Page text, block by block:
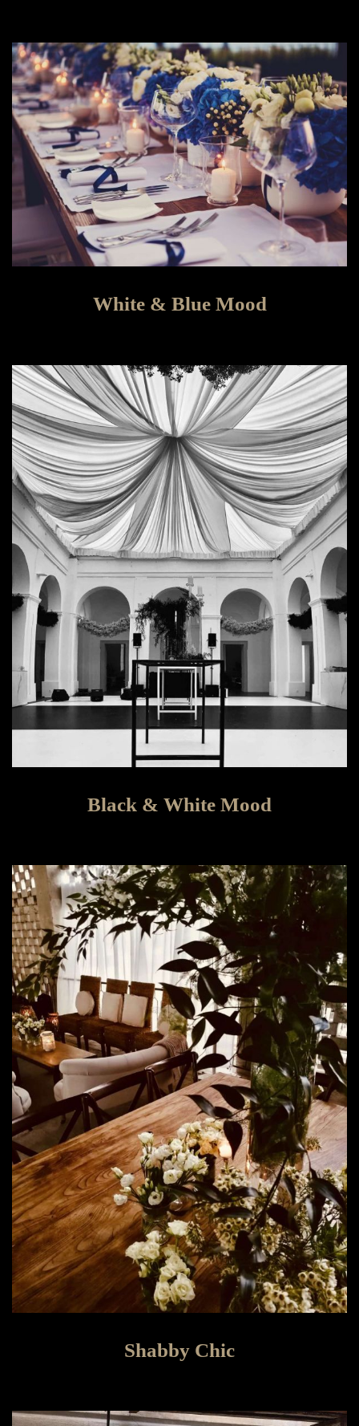
White & Blue Mood
Black & White Mood
Shabby Chic